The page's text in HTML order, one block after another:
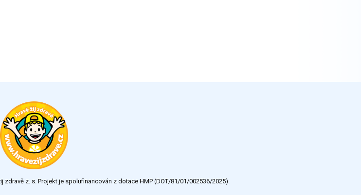
z. s. Projekt je spolufinancován z dotace HMP (DOT/81/01/002536/2025).